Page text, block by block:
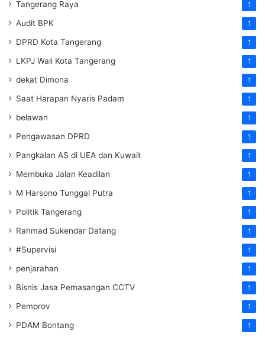
Tangerang Raya 1
Audit BPK 1
DPRD Kota Tangerang 1
LKPJ Wali Kota Tangerang 1
dekat Dimona 1
Saat Harapan Nyaris Padam 1
belawan 1
Pengawasan DPRD 1
Pangkalan AS di UEA dan Kuwait 1
Membuka Jalan Keadilan 1
M Harsono Tunggal Putra 1
Politik Tangerang 1
Rahmad Sukendar Datang 1
#Supervisi 1
penjarahan 1
Bisnis Jasa Pemasangan CCTV 1
Pemprov 1
PDAM Bontang 1